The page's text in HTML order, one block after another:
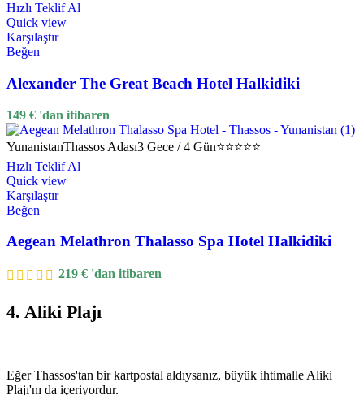
Hızlı Teklif Al
Quick view
Karşılaştır
Beğen
Alexander The Great Beach Hotel Halkidiki
149 € 'dan itibaren
YunanistanThassos Adası3 Gece / 4 Gün⭐⭐⭐⭐⭐
Hızlı Teklif Al
Quick view
Karşılaştır
Beğen
Aegean Melathron Thalasso Spa Hotel Halkidiki
219 € 'dan itibaren
4. Aliki Plajı
Eğer Thassos'tan bir kartpostal aldıysanız, büyük ihtimalle Aliki
Plajı'nı da içeriyordur.